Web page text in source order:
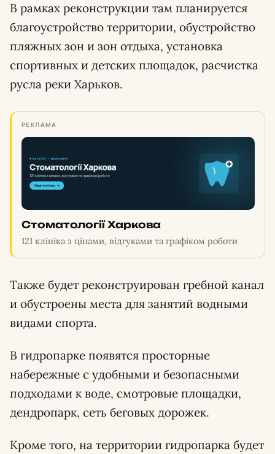
В рамках реконструкции там планируется
благоустройство территории, обустройство
пляжных зон и зон отдыха, установка
спортивных и детских площадок, расчистка
русла реки Харьков.
РЕКЛАМА
Стоматології Харкова
121 клініка з цінами, відгуками та графіком роботи
Также будет реконструирован гребной канал
и обустроены места для занятий водными
видами спорта.
В гидропарке появятся просторные
набережные с удобными и безопасными
подходами к воде, смотровые площадки,
дендропарк, сеть беговых дорожек.
Кроме того, на территории гидропарка будет